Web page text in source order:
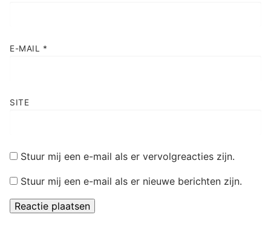
E-MAIL *
SITE
Stuur mij een e-mail als er vervolgreacties zijn.
Stuur mij een e-mail als er nieuwe berichten zijn.